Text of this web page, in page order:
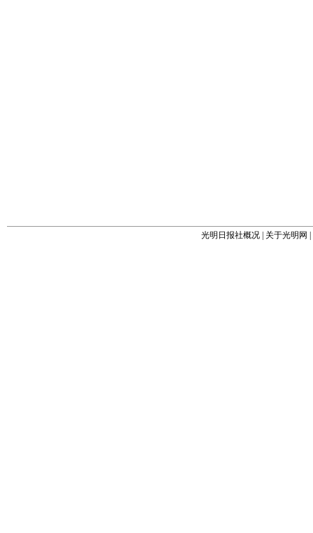
光明日报社概况 关于光明网